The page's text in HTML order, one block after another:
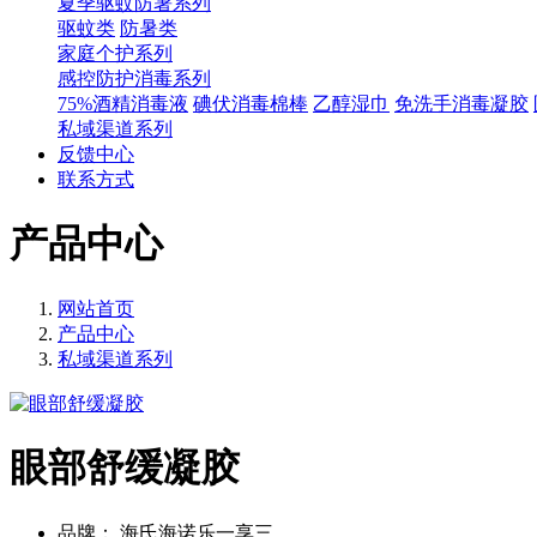
驱蚊类 防暑类
家庭个护系列
感控防护消毒系列
75%酒精消毒液 碘伏消毒棉棒 乙醇湿巾 免洗手消毒凝胶
私域渠道系列
反馈中心
联系方式
产品中心
网站首页
产品中心
私域渠道系列
眼部舒缓凝胶
品牌：
海氏海诺乐一享三